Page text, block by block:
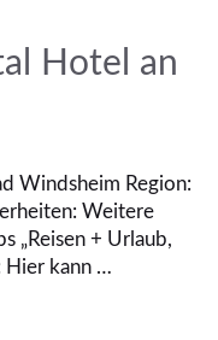
Hotel an
Windsheim Region:
Weitere
„Reisen + Urlaub,
Hier kann …